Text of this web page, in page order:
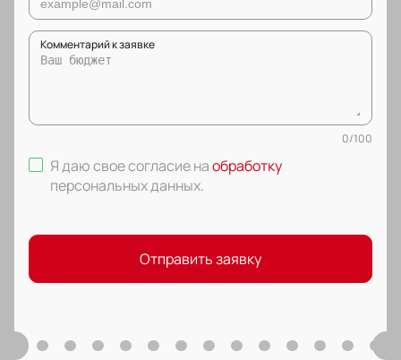
Комментарий к заявке
0/100
Я даю свое согласие наобработку
персональных данных.
Отправить заявку